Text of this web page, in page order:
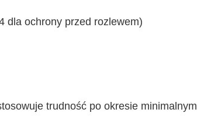
dla ochrony przed rozlewem)
trudność po okresie minimalnym